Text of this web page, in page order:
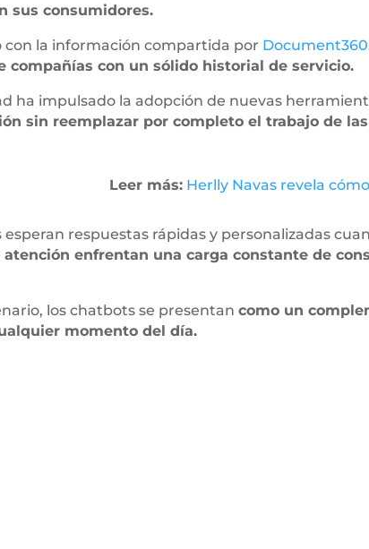
sus consumidores.
con la información compartida por Document360
compañías con un sólido historial de servicio.
ha impulsado la adopción de nuevas
sin reemplazar por completo el trabajo de
Leer más: Herlly Navas revela
esperan respuestas rápidas y personalizadas
atención enfrentan una carga constante de
los chatbots se presentancomo un
momento del día.